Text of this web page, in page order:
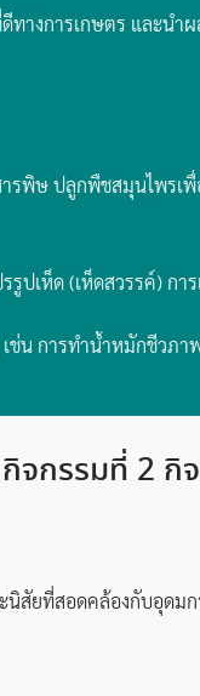
างการเกษตร และนำ
พิษ ปลูกพืชสมุนไพรเ
รูปเห็ด (เห็ดสวรรค์)
ช่น การทำน้ำหมักชีวภ
กิจกรรมที่ 2 กิ
สัยที่สอดคล้องกับอุดม